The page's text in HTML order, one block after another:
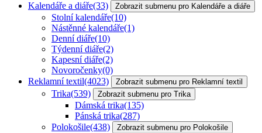
Kalendáře a diáře(33) Zobrazit submenu pro Kalendáře a diáře
Stolní kalendáře(10)
Nástěnné kalendáře(1)
Denní diáře(10)
Týdenní diáře(2)
Kapesní diáře(2)
Novoročenky(0)
Reklamní textil(4023) Zobrazit submenu pro Reklamní textil
Trika(539) Zobrazit submenu pro Trika
Dámská trika(135)
Pánská trika(287)
Polokošile(438) Zobrazit submenu pro Polokošile